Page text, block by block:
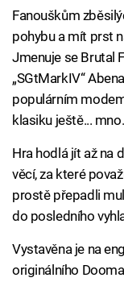
Fanouškům
pohybu a mít prst
Jmenuje se Brutal
„SGtMarkIV“
populárním
klasiku ještě...
Hra hodlá jít až na
věcí, za které
prostě přepadli
do posledního
Vystavěna je na
originálního